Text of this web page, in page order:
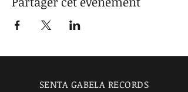
SENTA GABELA RECORDS